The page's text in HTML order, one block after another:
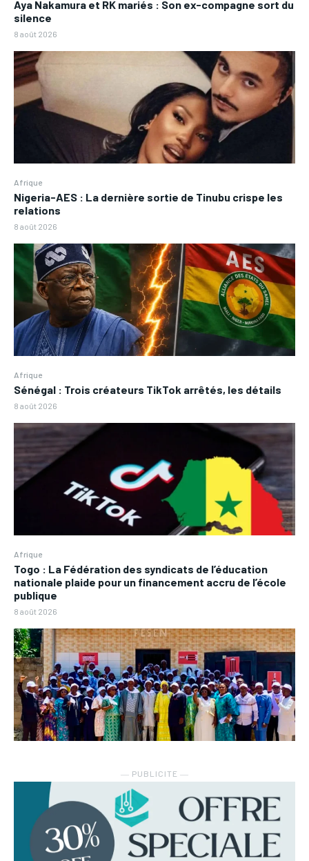
Aya Nakamura et RK mariés : Son ex-compagne sort du
silence
8 août 2026
Afrique
Nigeria-AES : La dernière sortie de Tinubu crispe les
relations
8 août 2026
Afrique
Sénégal : Trois créateurs TikTok arrêtés, les détails
8 août 2026
Afrique
Togo : La Fédération des syndicats de l’éducation
nationale plaide pour un financement accru de l’école
publique
8 août 2026
― PUBLICITE ―